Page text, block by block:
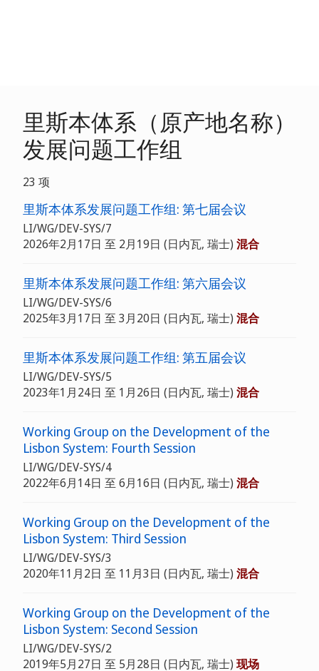
里斯本体系（原产地名称）
发展问题工作组
23 项
里斯本体系发展问题工作组: 第七届会议
LI/WG/DEV-SYS/7
2026年2月17日 至 2月19日 (日内瓦, 瑞士) 混合
里斯本体系发展问题工作组: 第六届会议
LI/WG/DEV-SYS/6
2025年3月17日 至 3月20日 (日内瓦, 瑞士) 混合
里斯本体系发展问题工作组: 第五届会议
LI/WG/DEV-SYS/5
2023年1月24日 至 1月26日 (日内瓦, 瑞士) 混合
Working Group on the Development of the
Lisbon System: Fourth Session
LI/WG/DEV-SYS/4
2022年6月14日 至 6月16日 (日内瓦, 瑞士) 混合
Working Group on the Development of the
Lisbon System: Third Session
LI/WG/DEV-SYS/3
2020年11月2日 至 11月3日 (日内瓦, 瑞士) 混合
Working Group on the Development of the
Lisbon System: Second Session
LI/WG/DEV-SYS/2
2019年5月27日 至 5月28日 (日内瓦, 瑞士) 现场